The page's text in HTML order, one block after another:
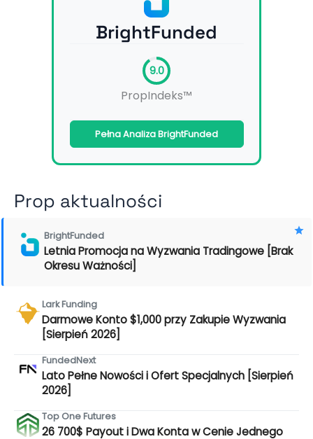
BrightFunded
9.0
PropIndeks™
Pełna Analiza BrightFunded
Prop aktualności
BrightFunded
Letnia Promocja na Wyzwania Tradingowe [Brak
Okresu Ważności]
Lark Funding
Darmowe Konto $1,000 przy Zakupie Wyzwania
[Sierpień 2026]
FundedNext
Lato Pełne Nowości i Ofert Specjalnych [Sierpień
2026]
Top One Futures
26 700$ Payout i Dwa Konta w Cenie Jednego